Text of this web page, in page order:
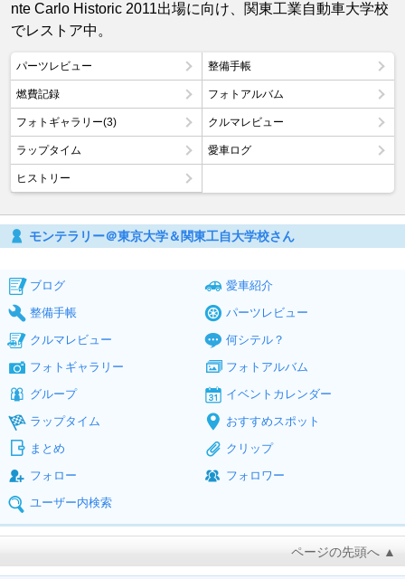
nte Carlo Historic 2011出場に向け、関東工業自動車大学校
でレストア中。
パーツレビュー 整備手帳
燃費記録 フォトアルバム
フォトギャラリー(3) クルマレビュー
ラップタイム 愛車ログ
ヒストリー
モンテラリー＠東京大学＆関東工自大学校さん
ブログ
愛車紹介
整備手帳
パーツレビュー
クルマレビュー
何シテル？
フォトギャラリー
フォトアルバム
グループ
イベントカレンダー
ラップタイム
おすすめスポット
まとめ
クリップ
フォロー
フォロワー
ユーザー内検索
ページの先頭へ ▲